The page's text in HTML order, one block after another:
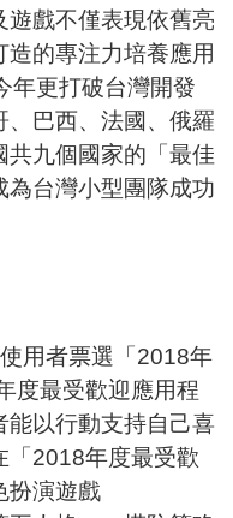
戲不僅表現依舊亮
的專注力培養應用
年更打破台灣開發
巴西、法國、俄羅
九個國家的「最佳
為台灣小型團隊成功
用者票選「2018年
度最受歡迎應用程
以行動支持自己喜
「2018年度最受歡
扮演遊戲